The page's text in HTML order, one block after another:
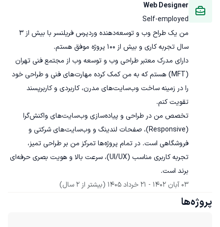
Web Designer
Self-employed
دارای مدرک معتبر طراحی وب و توسعه وب از مجتمع فنی تهران
(MFT) هستم که به من کمک کرده مهارت‌های فنی و طراحی خود
را در زمینه ساخت وب‌سایت‌های مدرن، کاربردی و کاربرپسند
تخصص من در طراحی و پیاده‌سازی وب‌سایت‌های واکنش‌گرا
(Responsive)، صفحات لندینگ و وب‌سایت‌های شرکتی و
فروشگاهی است. در تمام پروژه‌ها تمرکز من بر طراحی تمیز،
تجربه کاربری مناسب (UI/UX)، سرعت بالا و هویت بصری حرفه‌ای
برند است.
03 آبان 1402
- 21 خرداد 1405 (بیشتر از 2 سال)
پروژه‌ها